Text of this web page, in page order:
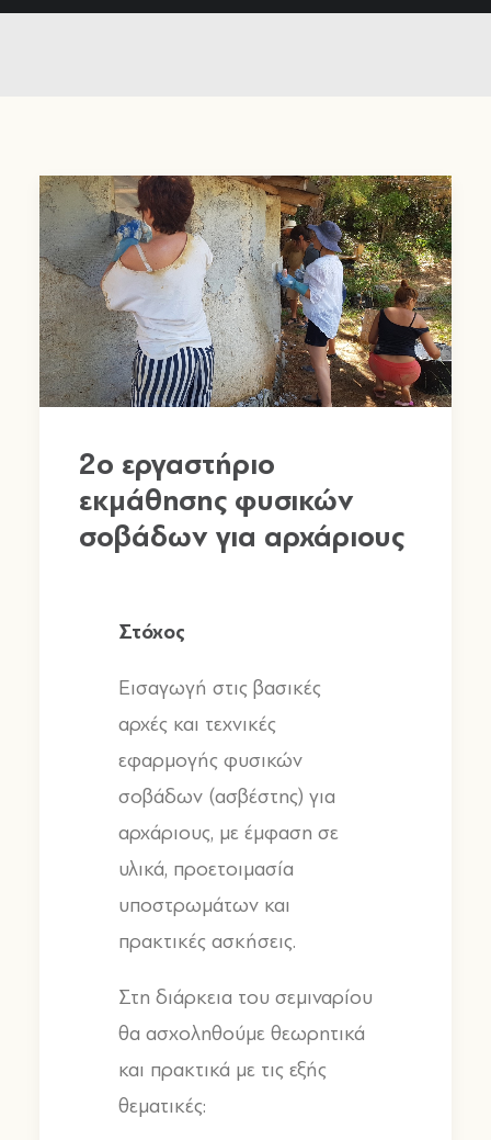
2o εργαστήριο
εκμάθησης φυσικών
σοβάδων για αρχάριους
Στόχος
Εισαγωγή στις βασικές
αρχές και τεχνικές
εφαρμογής φυσικών
σοβάδων (ασβέστης) για
αρχάριους, με έμφαση σε
υλικά, προετοιμασία
υποστρωμάτων και
πρακτικές ασκήσεις.
Στη διάρκεια του σεμιναρίου
θα ασχοληθούμε θεωρητικά
και πρακτικά με τις εξής
θεματικές: